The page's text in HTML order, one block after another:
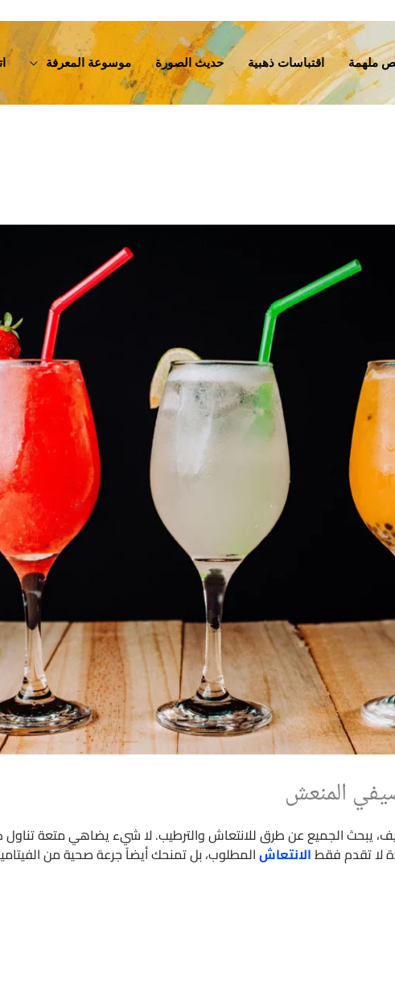
ملهمة اقتباسات ذهبية حديث الصورة موسوعة المعرفة
المنعش
يبحث الجميع عن طرق للانتعاش والترطيب. لا شيء يضاهي متعة تناول
لا تقدم فقطالانتعاشالمطلوب، بل تمنحك أيضاً جرعة صحية من